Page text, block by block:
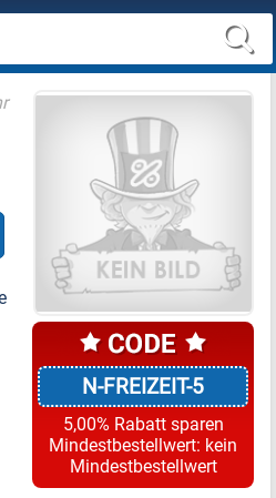
N-FREIZEIT-5
5,00% Rabatt sparen
Mindestbestellwert: kein
Mindestbestellwert